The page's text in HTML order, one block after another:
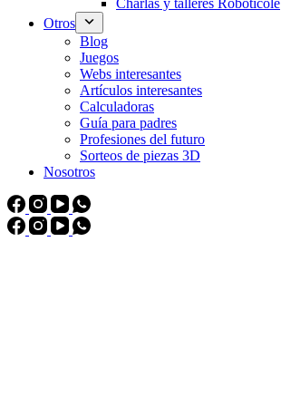
Charlas y talleres Roboticole
Otros
Blog
Juegos
Webs interesantes
Artículos interesantes
Calculadoras
Guía para padres
Profesiones del futuro
Sorteos de piezas 3D
Nosotros